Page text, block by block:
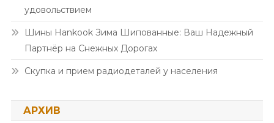
удовольствием
Шины Hankook Зима Шипованные: Ваш Надежный
Партнёр на Снежных Дорогах
Скупка и прием радиодеталей у населения
АРХИВ